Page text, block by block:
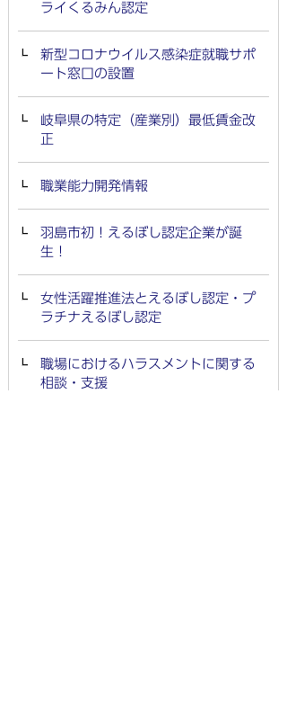
ライくるみん認定
新型コロナウイルス感染症就職サポ
ート窓口の設置
岐阜県の特定（産業別）最低賃金改
正
職業能力開発情報
羽島市初！えるぼし認定企業が誕
生！
女性活躍推進法とえるぼし認定・プ
ラチナえるぼし認定
職場におけるハラスメントに関する
相談・支援